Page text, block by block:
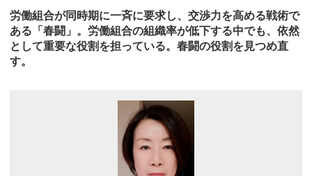
労働組合が同時期に一斉に要求し、交渉力を高める戦術で
ある「春闘」。労働組合の組織率が低下する中でも、依然
として重要な役割を担っている。春闘の役割を見つめ直
す。